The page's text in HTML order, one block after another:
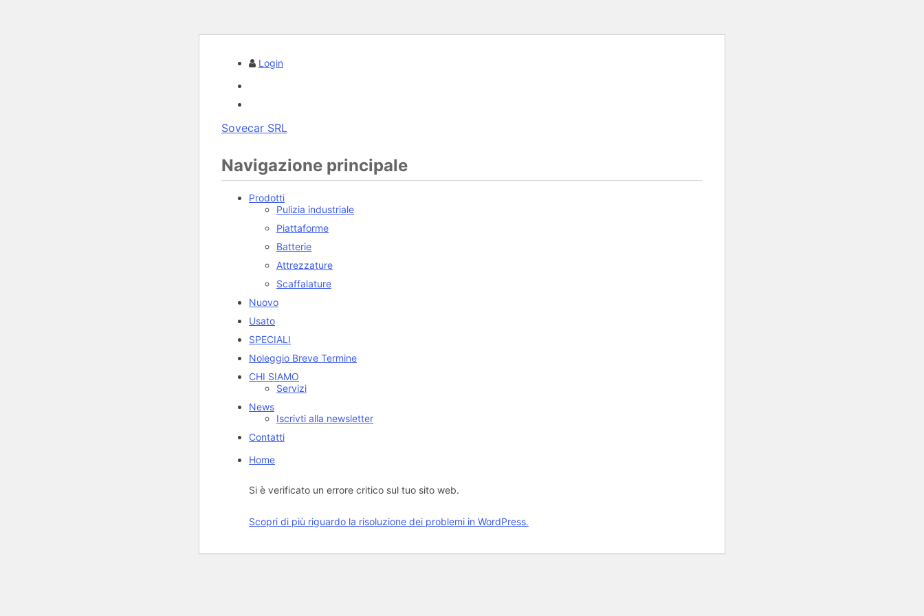
Login
Sovecar SRL
Navigazione principale
Prodotti
Pulizia industriale
Piattaforme
Batterie
Attrezzature
Scaffalature
Nuovo
Usato
SPECIALI
Noleggio Breve Termine
CHI SIAMO
Servizi
News
Iscrivti alla newsletter
Contatti
Home
Si è verificato un errore critico sul tuo sito web.
Scopri di più riguardo la risoluzione dei problemi in WordPress.